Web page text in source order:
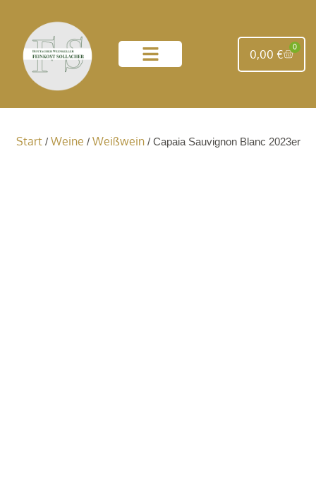
0,00 €
0
Start/ Weine / Weißwein/ Capaia Sauvignon Blanc 2023er